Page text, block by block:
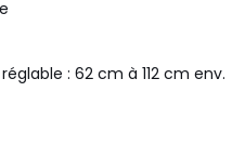
: 62 cm à 112 cm env.